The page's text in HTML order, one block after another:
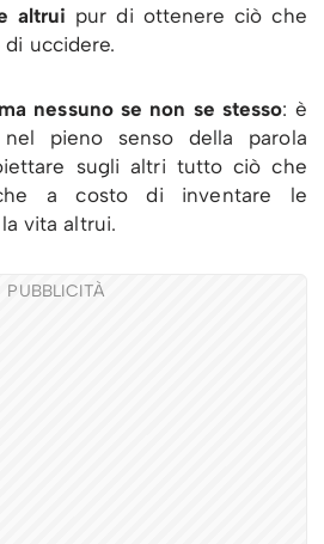
altrui pur di ottenere ciò che
uccidere.
nessuno se non se stesso: è
pieno senso della parola
sugli altri tutto ciò che
a costo di inventare le
vita altrui.
PUBBLICITÀ